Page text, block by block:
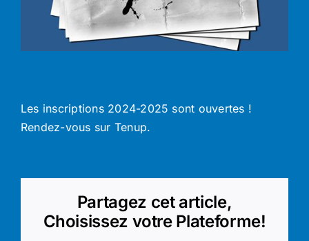
Les inscriptions 2024-2025 sont ouvertes !
Rendez-vous sur Tenup.
Partagez cet article,
Choisissez votre Plateforme!